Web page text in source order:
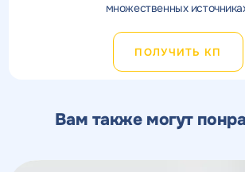
множественных
ПОЛУЧИТЬ КП
Вам также могут